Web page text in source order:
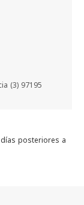
(3) 97195
posteriores a